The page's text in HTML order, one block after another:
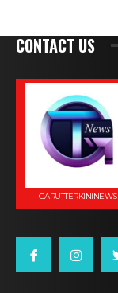
CONTACT US
GARUTTERKININEWS